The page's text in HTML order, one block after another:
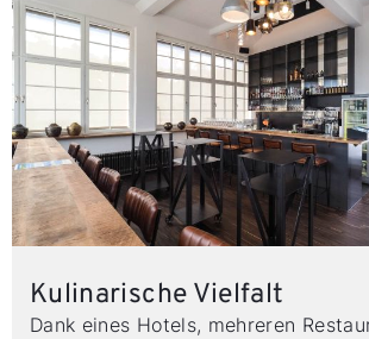
Kulinarische Vielfalt
Dank eines Hotels, mehreren